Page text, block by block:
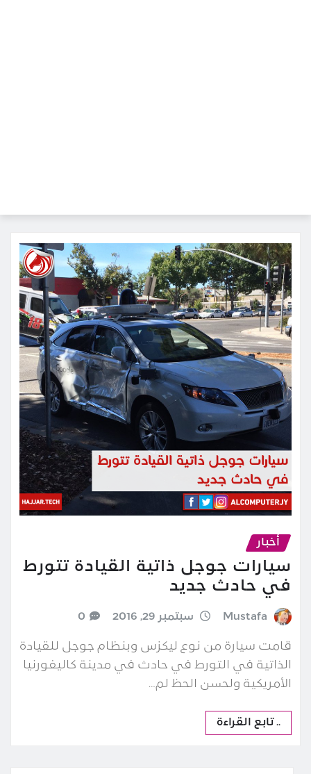
أخبار
سيارات جوجل ذاتية القيادة تتورط
في حادث جديد
Mustafa سبتمبر 29, 2016 0
قامت سيارة من نوع ليكزس وبنظام جوجل للقيادة
الذاتية في التورط في حادث في مدينة كاليفورنيا
الأمريكية ولحسن الحظ لم…
.. تابع القراءة